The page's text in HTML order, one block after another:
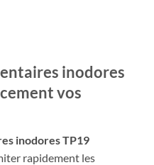
inodores
vos
inodores TP19
rapidement les